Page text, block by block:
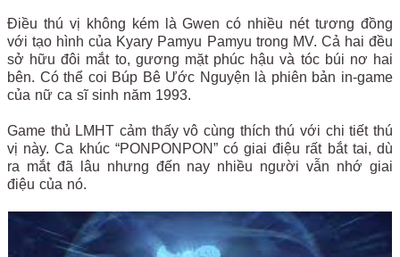
Điều thú vị không kém là Gwen có nhiều nét tương đồng
với tạo hình của Kyary Pamyu Pamyu trong MV. Cả hai đều
sở hữu đôi mắt to, gương mặt phúc hậu và tóc búi nơ hai
bên. Có thể coi Búp Bê Ước Nguyện là phiên bản in-game
của nữ ca sĩ sinh năm 1993.
Game thủ LMHT cảm thấy vô cùng thích thú với chi tiết thú
vị này. Ca khúc “PONPONPON” có giai điệu rất bắt tai, dù
ra mắt đã lâu nhưng đến nay nhiều người vẫn nhớ giai
điệu của nó.